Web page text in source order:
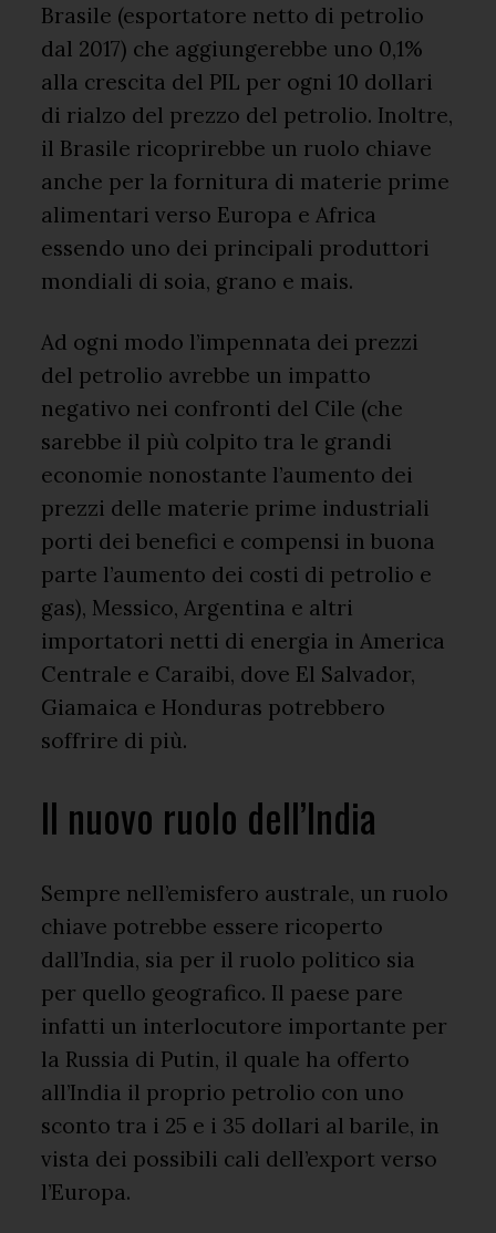
Brasile (esportatore netto di petrolio
dal 2017) che aggiungerebbe uno 0,1%
alla crescita del PIL per ogni 10 dollari
di rialzo del prezzo del petrolio. Inoltre,
il Brasile ricoprirebbe un ruolo chiave
anche per la fornitura di materie prime
alimentari verso Europa e Africa
essendo uno dei principali produttori
mondiali di soia, grano e mais.
Ad ogni modo l’impennata dei prezzi
del petrolio avrebbe un impatto
negativo nei confronti del Cile (che
sarebbe il più colpito tra le grandi
economie nonostante l’aumento dei
prezzi delle materie prime industriali
porti dei benefici e compensi in buona
parte l’aumento dei costi di petrolio e
gas), Messico, Argentina e altri
importatori netti di energia in America
Centrale e Caraibi, dove El Salvador,
Giamaica e Honduras potrebbero
soffrire di più.
Il nuovo ruolo dell’India
Sempre nell’emisfero australe, un ruolo
chiave potrebbe essere ricoperto
dall’India, sia per il ruolo politico sia
per quello geografico. Il paese pare
infatti un interlocutore importante per
la Russia di Putin, il quale ha offerto
all’India il proprio petrolio con uno
sconto tra i 25 e i 35 dollari al barile, in
vista dei possibili cali dell’export verso
l’Europa.